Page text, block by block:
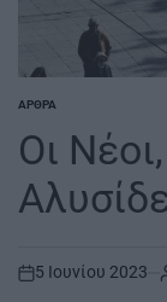
POSTED
ΆΡΘΡΑ
Οι
on
5 Ιουνίου 2023